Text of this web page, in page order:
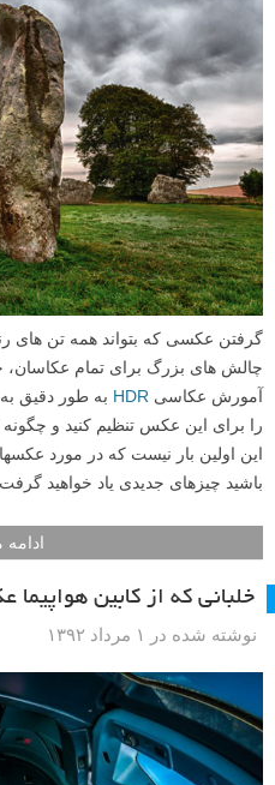
گرفتن عکسی که بتواند همه تن های
چالش های بزرگ برای تمام
آمورش عکاسی HDR به طور دقیق به
را برای این عکس تنظیم کنید و
باشید چیزهای جدیدی یاد خواهید
خلبانی که از کابین
نوشته شده در ۱ مرداد ۱۳۹۲